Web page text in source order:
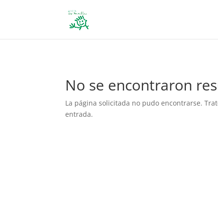
No se encontraron
La página solicitada no pudo encontrarse.
entrada.